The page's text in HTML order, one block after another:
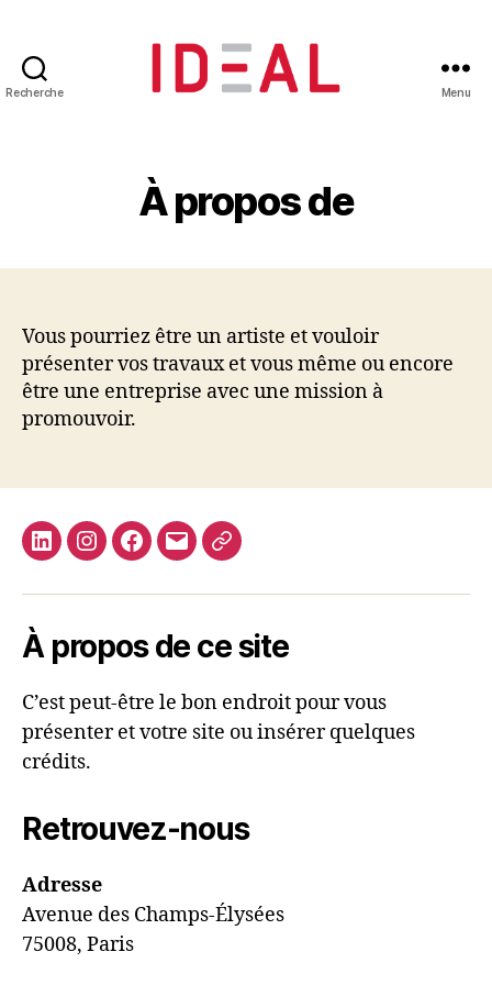
Recherche Menu
À propos de
Vous pourriez être un artiste et vouloir
présenter vos travaux et vous même ou encore
être une entreprise avec une mission à
promouvoir.
LinkedinInstagramFacebook
E-
Contact
À propos de ce site
C’est peut-être le bon endroit pour vous
présenter et votre site ou insérer quelques
crédits.
Retrouvez-nous
Adresse
Avenue des Champs-Élysées
75008, Paris